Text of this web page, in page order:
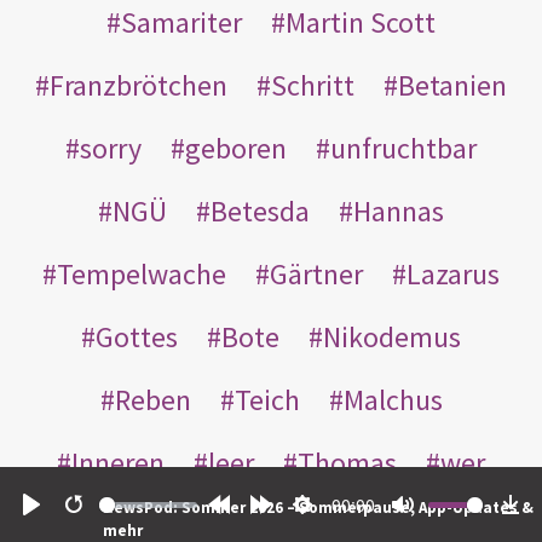
Restart
00:00
NewsPod: Sommer 2026 – Sommerpause, App-Updates &
mehr
Samariter
Martin Scott
Franzbrötchen
Schritt
Betanien
sorry
geboren
unfruchtbar
NGÜ
Betesda
Hannas
Tempelwache
Gärtner
Lazarus
Gottes
Bote
Nikodemus
Reben
Teich
Malchus
Inneren
leer Thomas
wer
einander
nachts weggeworfen